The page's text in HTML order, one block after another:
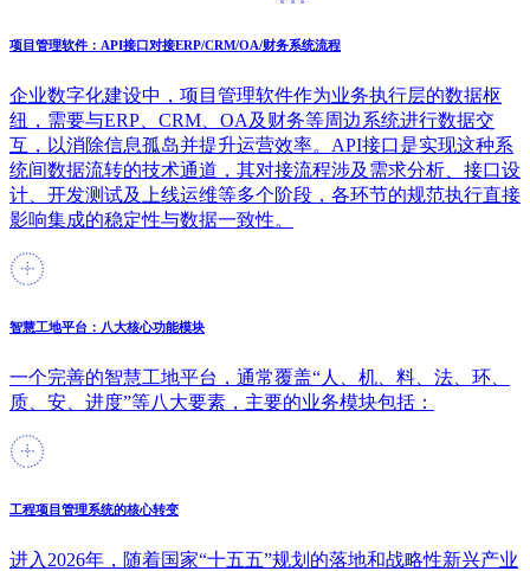
项目管理软件：API接口对接ERP/CRM/OA/财务系统流程
企业数字化建设中，项目管理软件作为业务执行层的数据枢
纽，需要与ERP、CRM、OA及财务等周边系统进行数据交
互，以消除信息孤岛并提升运营效率。API接口是实现这种系
统间数据流转的技术通道，其对接流程涉及需求分析、接口设
计、开发测试及上线运维等多个阶段，各环节的规范执行直接
影响集成的稳定性与数据一致性。
智慧工地平台：八大核心功能模块
一个完善的智慧工地平台，通常覆盖“人、机、料、法、环、
质、安、进度”等八大要素，主要的业务模块包括：
工程项目管理系统的核心转变
进入2026年，随着国家“十五五”规划的落地和战略性新兴产业